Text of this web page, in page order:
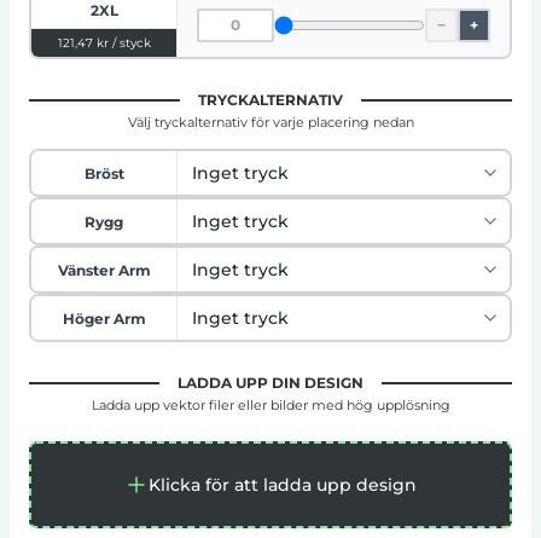
2XL
121,47 kr / styck
− +
TRYCKALTERNATIV
Välj tryckalternativ för varje placering nedan
Bröst
Rygg
Vänster Arm
Höger Arm
LADDA UPP DIN DESIGN
Ladda upp vektor filer eller bilder med hög upplösning
Klicka för att ladda upp design